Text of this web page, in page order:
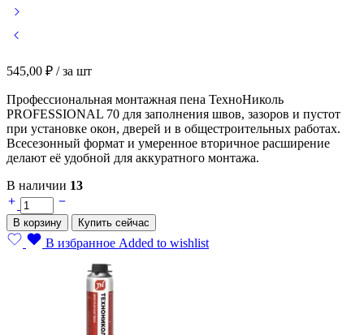
545,00 ₽ / за шт
Профессиональная монтажная пена ТехноНиколь
PROFESSIONAL 70 для заполнения швов, зазоров и пустот
при установке окон, дверей и в общестроительных работах.
Всесезонный формат и умеренное вторичное расширение
делают её удобной для аккуратного монтажа.
В наличии 13
Пена
монтажная
проф.
ТехноНиколь
В корзину Купить сейчас
В избранное Added to wishlist